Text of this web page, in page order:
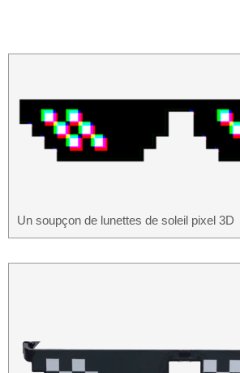
Un soupçon de lunettes de soleil pixel 3D